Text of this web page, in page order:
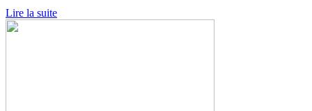
Lire la suite